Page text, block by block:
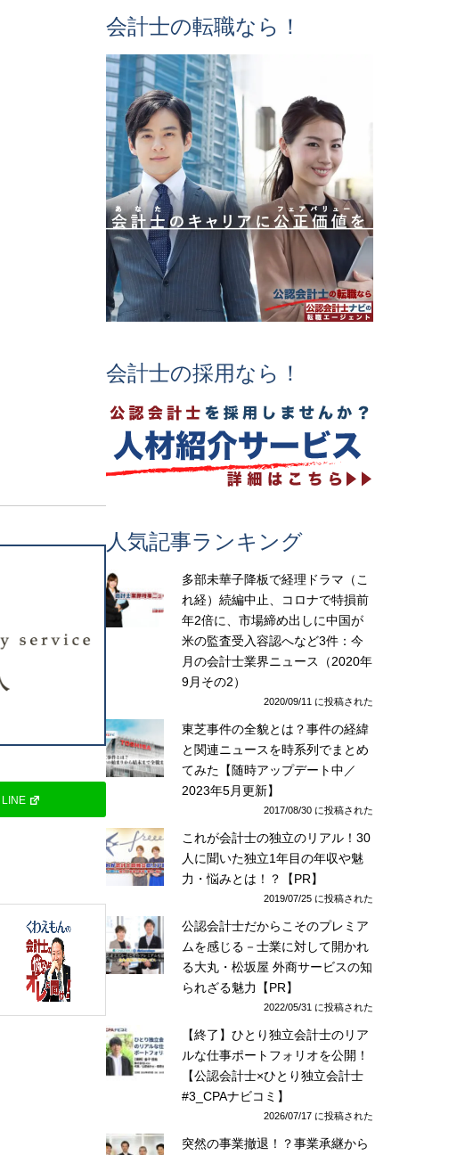
LINE
会計士の転職なら！
会計士の採用なら！
人気記事ランキング
多部未華子降板で経理ドラマ（こ
れ経）続編中止、コロナで特損前
年2倍に、市場締め出しに中国が
米の監査受入容認へなど3件：今
月の会計士業界ニュース（2020年
9月その2）
2020/09/11 に投稿された
東芝事件の全貌とは？事件の経緯
と関連ニュースを時系列でまとめ
てみた【随時アップデート中／
2023年5月更新】
2017/08/30 に投稿された
これが会計士の独立のリアル！30
人に聞いた独立1年目の年収や魅
力・悩みとは！？【PR】
2019/07/25 に投稿された
公認会計士だからこそのプレミア
ムを感じる－士業に対して開かれ
る大丸・松坂屋 外商サービスの知
られざる魅力【PR】
2022/05/31 に投稿された
【終了】ひとり独立会計士のリア
ルな仕事ポートフォリオを公開！
【公認会計士×ひとり独立会計士
#3_CPAナビコミ】
2026/07/17 に投稿された
突然の事業撤退！？事業承継から